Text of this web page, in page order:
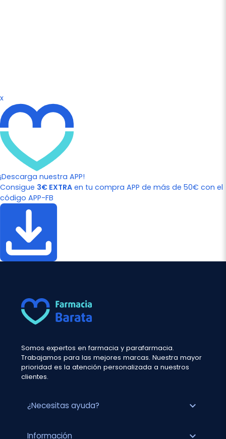
x
¡Descarga nuestra APP!
Consigue 3€ EXTRA en tu compra APP de más de 50€ con el
código APP-FB
Somos expertos en farmacia y parafarmacia.
Trabajamos para las mejores marcas. Nuestra mayor
prioridad es la atención personalizada a nuestros
clientes.
¿Necesitas ayuda? expand_more
Información expand_more